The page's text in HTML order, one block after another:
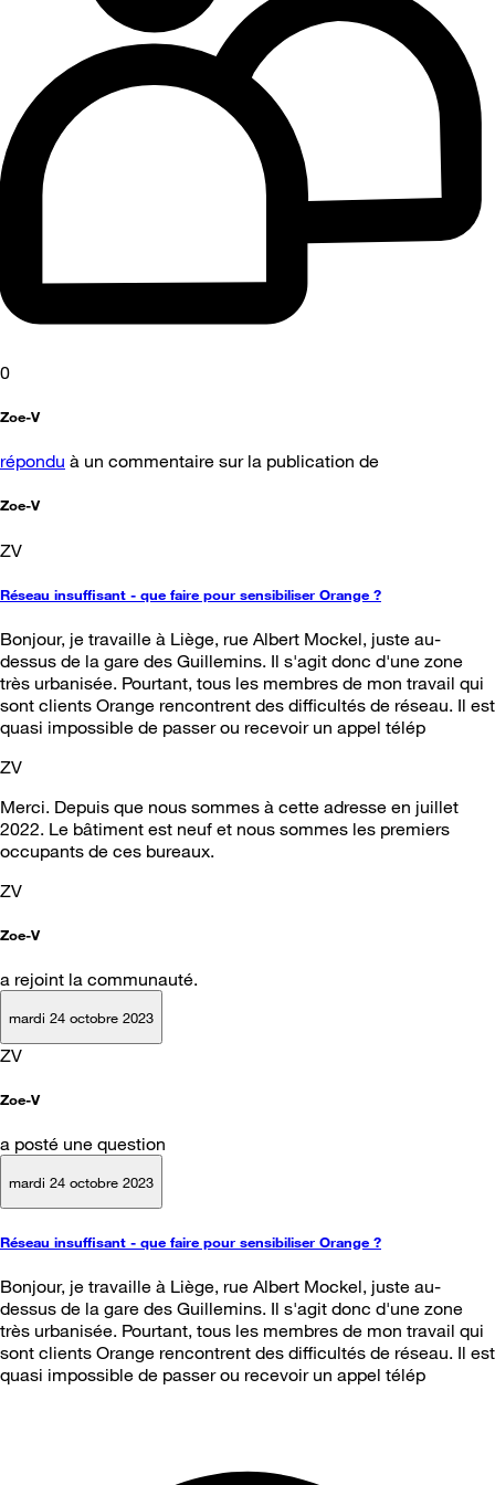
0
Zoe-V
répondu à un commentaire sur la publication de
Zoe-V
ZV
Réseau insuffisant - que faire pour sensibiliser Orange ?
Bonjour, je travaille à Liège, rue Albert Mockel, juste au-
dessus de la gare des Guillemins. Il s'agit donc d'une zone
très urbanisée. Pourtant, tous les membres de mon travail qui
sont clients Orange rencontrent des difficultés de réseau. Il est
quasi impossible de passer ou recevoir un appel télép
ZV
Merci. Depuis que nous sommes à cette adresse en juillet
2022. Le bâtiment est neuf et nous sommes les premiers
occupants de ces bureaux.
ZV
Zoe-V
a rejoint la communauté.
mardi 24 octobre 2023
ZV
Zoe-V
a posté une question
mardi 24 octobre 2023
Réseau insuffisant - que faire pour sensibiliser Orange ?
Bonjour, je travaille à Liège, rue Albert Mockel, juste au-
dessus de la gare des Guillemins. Il s'agit donc d'une zone
très urbanisée. Pourtant, tous les membres de mon travail qui
sont clients Orange rencontrent des difficultés de réseau. Il est
quasi impossible de passer ou recevoir un appel télép